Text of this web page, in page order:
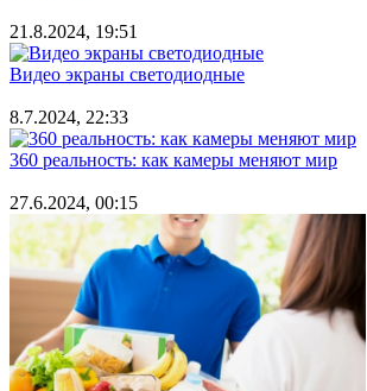
21.8.2024, 19:51
Видео экраны светодиодные
8.7.2024, 22:33
360 реальность: как камеры меняют мир
27.6.2024, 00:15